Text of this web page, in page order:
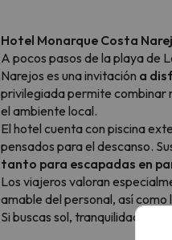
Hotel Monarque Costa
A pocos pasos de la playa de
Narejos es una invitación a
privilegiada permite combinar
el ambiente local.
El hotel cuenta con piscina
pensados para el descanso.
tanto para escapadas en
Los viajeros valoran
amable del personal, así
Si buscas sol, tranquilidad y